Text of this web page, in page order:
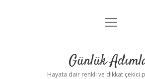
Anasayfa
Yasal Uyarı
menüyü
Günlük
Hayata dair renkli ve dikkat çekici